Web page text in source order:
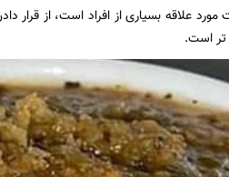
مورد علاقه بسیاری از افراد است، از
تر است.